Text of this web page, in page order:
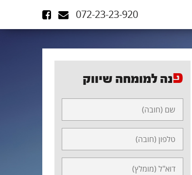
072-23-23-920
פנה למומחה שיווק